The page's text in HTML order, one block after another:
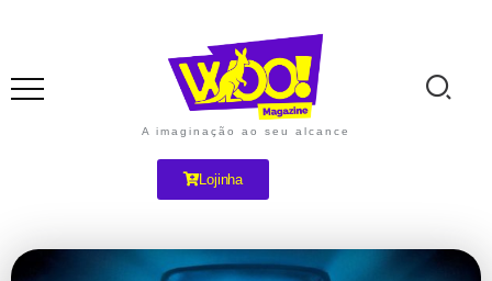
A imaginação ao seu alcance
Lojinha